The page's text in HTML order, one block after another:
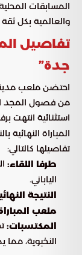
المسابقات
والعالمية بكل ثقة
تفاصيل
جدة”
احتضن ملعب
من فصول المجد
استثنائية انتهت
المباراة النهائية
تفاصيلها كالتالي:
طرفا اللقاء:
الياباني.
النتيجة
ملعب
المكتسبات:
النخبوية،